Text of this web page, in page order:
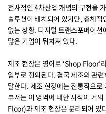
전사적인 4차산업 개념의 구현을
솔루션이 배치되어 있지만, 총체적
없는 상황. 디지털 트랜스포메이
많은 기업이 뒤처져 있다.
제조 현장은 영어로 ‘Shop Floor’
일부로 정의된다. 결국 제조와 관
말한다. 제조 현장에는 전통적으
부서는 이 영역에 대한 지식이 거
Floor)과 제조 현장은 분리되어 있